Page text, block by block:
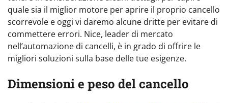
quale sia il miglior motore per aprire il proprio cancello
scorrevole e oggi vi daremo alcune dritte per evitare di
commettere errori. Nice, leader di mercato
nell’automazione di cancelli, è in grado di offrire le
migliori soluzioni sulla base delle tue esigenze.
Dimensioni e peso del cancello